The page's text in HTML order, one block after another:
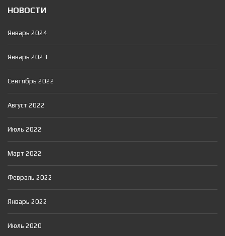
НОВОСТИ
Январь 2024
Январь 2023
Сентябрь 2022
Август 2022
Июль 2022
Март 2022
Февраль 2022
Январь 2022
Июль 2020